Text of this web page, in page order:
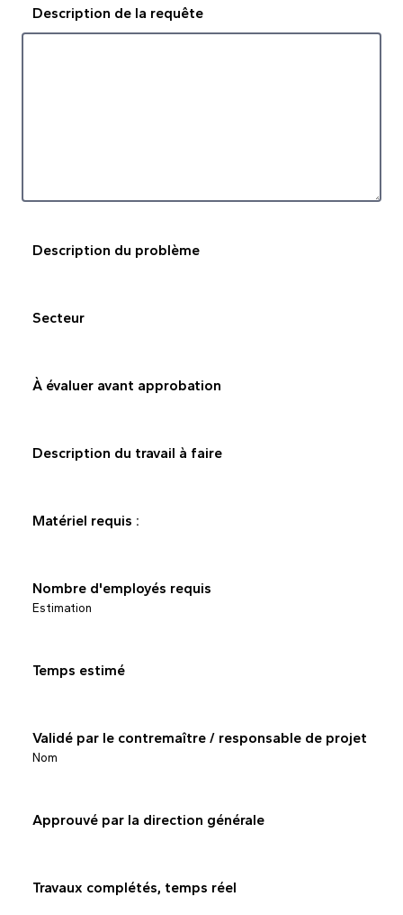
Description de la requête
Description du problème
Secteur
À évaluer avant approbation
Description du travail à faire
Matériel requis :
Nombre d'employés requis
Estimation
Temps estimé
Validé par le contremaître / responsable de projet
Nom
Approuvé par la direction générale
Travaux complétés, temps réel